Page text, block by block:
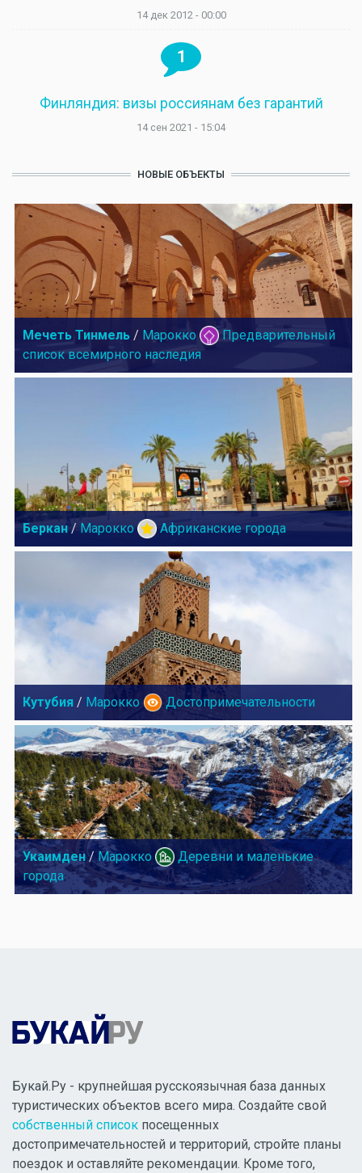
14 дек 2012 - 00:00
1
Финляндия: визы россиянам без гарантий
14 сен 2021 - 15:04
НОВЫЕ ОБЪЕКТЫ
Мечеть Тинмель / Марокко
Предварительный
список всемирного наследия
Беркан / Марокко Африканские города
Кутубия / Марокко Достопримечательности
Укаимден/ Марокко
Деревни и маленькие
города
Букай.Ру - крупнейшая русскоязычная база данных
туристических объектов всего мира. Создайте свой
собственный список посещенных
достопримечательностей и территорий, стройте планы
поездок и оставляйте рекомендации. Кроме того,